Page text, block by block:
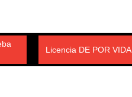
Licencia DE POR VIDA